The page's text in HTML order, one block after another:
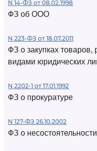
N 14-ФЗ от 08.02.1998
ФЗ об ООО
N 223-ФЗ от 18.07.2011
ФЗ о закупках товаров,
видами юридических
N 2202-1 от 17.01.1992
ФЗ о прокуратуре
N 127-ФЗ 26.10.2002
ФЗ о